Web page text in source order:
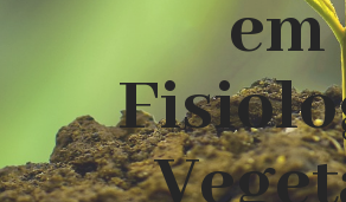
em